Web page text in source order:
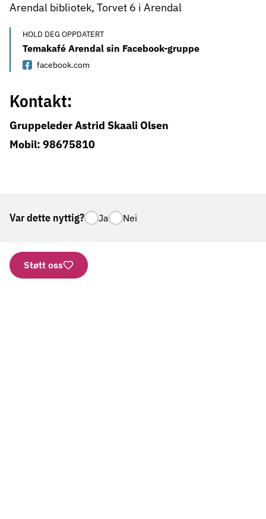
Arendal bibliotek, Torvet 6 i Arendal
HOLD DEG OPPDATERT
Temakafé Arendal sin Facebook-gruppe
facebook.com
Kontakt:
Gruppeleder Astrid Skaali Olsen
Mobil: 98675810
Var dette nyttig? Ja Nei
Støtt oss